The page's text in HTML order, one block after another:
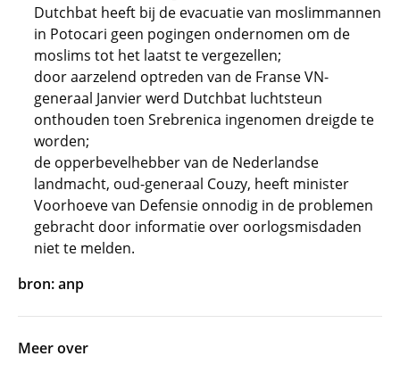
Dutchbat heeft bij de evacuatie van moslimmannen
in Potocari geen pogingen ondernomen om de
moslims tot het laatst te vergezellen;
door aarzelend optreden van de Franse VN-
generaal Janvier werd Dutchbat luchtsteun
onthouden toen Srebrenica ingenomen dreigde te
worden;
de opperbevelhebber van de Nederlandse
landmacht, oud-generaal Couzy, heeft minister
Voorhoeve van Defensie onnodig in de problemen
gebracht door informatie over oorlogsmisdaden
niet te melden.
bron: anp
Meer over